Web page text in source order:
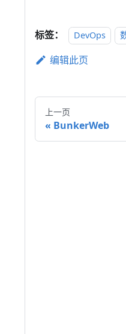
标签： DevOps
编辑此页
上一页
BunkerWeb